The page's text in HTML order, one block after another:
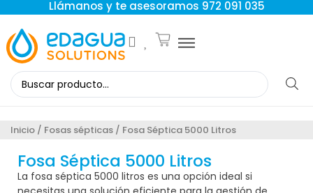
Llámanos y te asesoramos 972 091 035
Inicio / Fosas sépticas / Fosa Séptica 5000 Litros
Fosa Séptica 5000 Litros
La fosa séptica 5000 litros es una opción ideal si